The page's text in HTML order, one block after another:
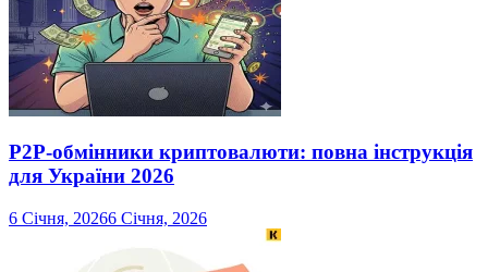
P2P-обмінники криптовалюти: повна інструкція
для України 2026
6 Січня, 20266 Січня, 2026